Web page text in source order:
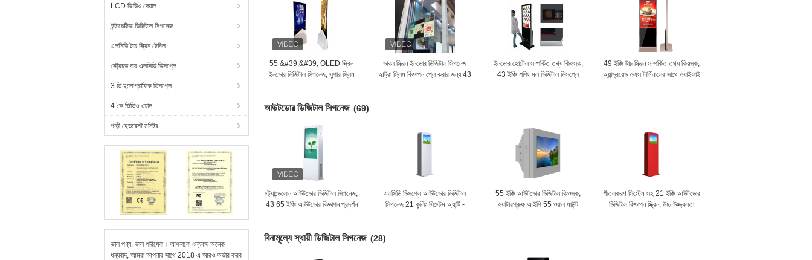
LCD ভিডিও দেয়াল
ইন্টারেক্টিভ ডিজিটাল সিগনেজ
এলসিডি টাচ স্ক্রিন টেবিল
স্ট্রেচড বার এলসিডি ডিসপ্লে
3 ডি হলোগ্রাফিক ডিসপ্লে
4 কে ভিডিও ওয়াল
গাড়ী হেডরেস্ট মনিটর
ভাল পণ্য, ভাল পরিষেবা। আপনাকে ধন্যবাদ অনেক
ধন্যবাদ, আমরা আপনার সাথে 2018 এ আরও অর্ডার করব
55 &#39;&#39; OLED স্ক্রিন
ইনডোর ডিজিটাল সিগনেজ, সুপার স্লিম
ডাবল স্ক্রিন ইনডোর ডিজিটাল সিগনেজ
আল্ট্রা স্লিম বিজ্ঞাপন প্লে করার জন্য 43
ইনডোর হোটেল সম্পর্কিত তথ্য কিওস্ক,
43 ইঞ্চি শপিং মল ডিজিটাল ডিসপ্লে
49 ইঞ্চি টাচ স্ক্রিন সম্পর্কিত তথ্য কিয়স্ক,
অ্যান্ড্রয়েড ওএস টার্মিনালের সাথে ওয়াইফাই
আউটডোর ডিজিটাল সিগনেজ (69)
স্ট্যান্ডেলোন আউটডোর ডিজিটাল সিগনেজ,
43 65 ইঞ্চি আউটডোর বিজ্ঞাপন প্রদর্শন
এলসিডি ডিসপ্লে আউটডোর ডিজিটাল
সিগনেজ 21 কুলিং সিস্টেম অ্যান্টি -
55 ইঞ্চি আউটডোর ডিজিটাল কিওস্ক,
ওয়াটারপ্রুফ আইপি 55 ওয়াল মাউন্ট
শীতলকরণ সিস্টেম সহ 21 ইঞ্চি আউটডোর
ডিজিটাল বিজ্ঞাপন স্ক্রিন, উচ্চ উজ্জ্বলতা
বিনামূল্যে স্থায়ী ডিজিটাল সিগনেজ (28)